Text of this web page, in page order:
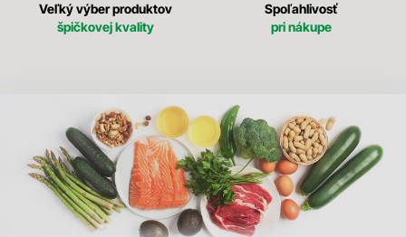
Veľký výber produktov
špičkovej kvality
Spoľahlivosť
pri nákupe